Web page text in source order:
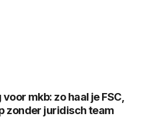
mkb: zo haal je FSC,
zonder juridisch team